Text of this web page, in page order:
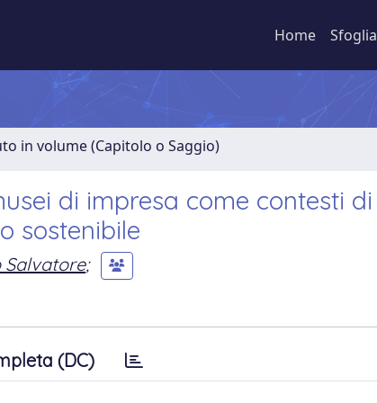
Home Sfoglia
in volume (Capitolo o Saggio)
di impresa come contesti di
sostenibile
Salvatore;
(DC)